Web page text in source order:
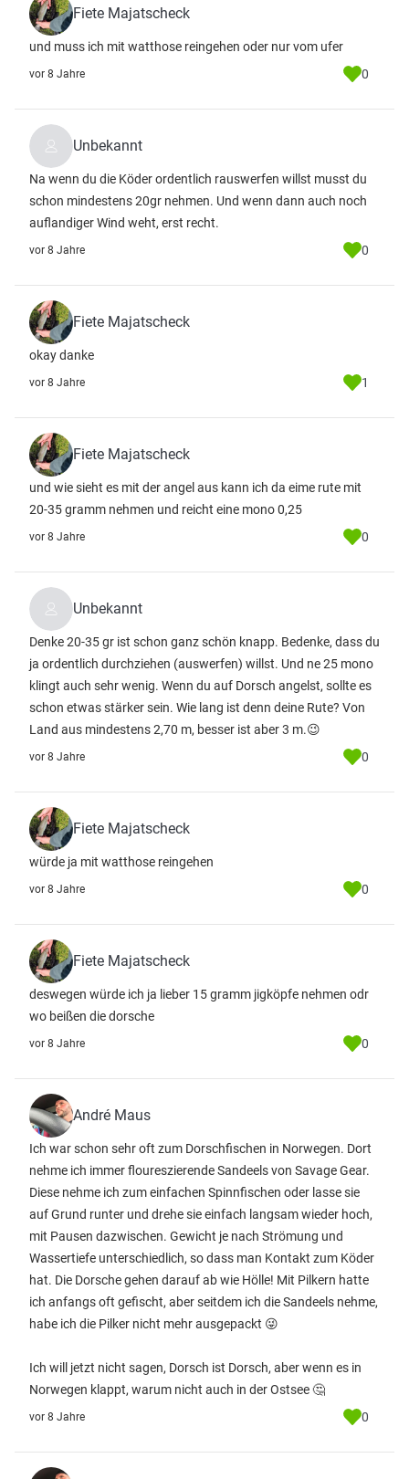
Fiete Majatscheck
und muss ich mit watthose reingehen oder nur vom ufer
vor 8 Jahre 0
Unbekannt
Na wenn du die Köder ordentlich rauswerfen willst musst du
schon mindestens 20gr nehmen. Und wenn dann auch noch
auflandiger Wind weht, erst recht.
vor 8 Jahre 0
Fiete Majatscheck
okay danke
vor 8 Jahre 1
Fiete Majatscheck
und wie sieht es mit der angel aus kann ich da eime rute mit
20-35 gramm nehmen und reicht eine mono 0,25
vor 8 Jahre 0
Unbekannt
Denke 20-35 gr ist schon ganz schön knapp. Bedenke, dass du
ja ordentlich durchziehen (auswerfen) willst. Und ne 25 mono
klingt auch sehr wenig. Wenn du auf Dorsch angelst, sollte es
schon etwas stärker sein. Wie lang ist denn deine Rute? Von
Land aus mindestens 2,70 m, besser ist aber 3 m.😉
vor 8 Jahre 0
Fiete Majatscheck
würde ja mit watthose reingehen
vor 8 Jahre 0
Fiete Majatscheck
deswegen würde ich ja lieber 15 gramm jigköpfe nehmen odr
wo beißen die dorsche
vor 8 Jahre 0
André Maus
Ich war schon sehr oft zum Dorschfischen in Norwegen. Dort
nehme ich immer floureszierende Sandeels von Savage Gear.
Diese nehme ich zum einfachen Spinnfischen oder lasse sie
auf Grund runter und drehe sie einfach langsam wieder hoch,
mit Pausen dazwischen. Gewicht je nach Strömung und
Wassertiefe unterschiedlich, so dass man Kontakt zum Köder
hat. Die Dorsche gehen darauf ab wie Hölle! Mit Pilkern hatte
ich anfangs oft gefischt, aber seitdem ich die Sandeels nehme,
habe ich die Pilker nicht mehr ausgepackt 😜
Ich will jetzt nicht sagen, Dorsch ist Dorsch, aber wenn es in
Norwegen klappt, warum nicht auch in der Ostsee 🤔
vor 8 Jahre 0